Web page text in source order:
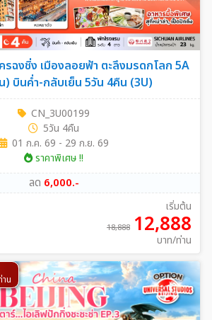
รฉงชิ่ง เมืองลอยฟ้า ตะลึงมรดกโลก 5A
) บินค่ำ-กลับเย็น 5วัน 4คืน (3U)
CN_3U00199
5วัน 4คืน
01 ก.ค. 69 - 29 ก.ย. 69
ราคาพิเศษ !!
ลด 6,000.-
เริ่มต้น
18,888 12,888
บาท/ท่าน
น